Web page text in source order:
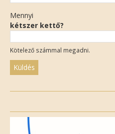
Mennyi
kétszer kettő?
Kötelező számmal megadni.
field
empty.